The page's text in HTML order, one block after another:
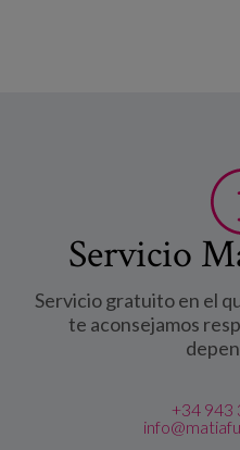
Servicio
Servicio gratuito en el
te aconsejamos
+34 943